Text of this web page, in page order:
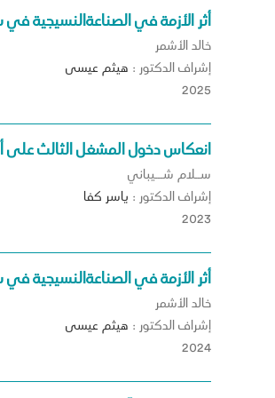
أثر الأزمة في الصناعةالنسيجية
خالد الأشمر
إشراف الدكتور : هيثم عيسى
2025
انعكاس دخول المشغل الثالث على
ســلام شـــيباني
إشراف الدكتور : ياسر كفا
2023
أثر الأزمة في الصناعةالنسيجية
خالد الأشمر
إشراف الدكتور : هيثم عيسى
2024